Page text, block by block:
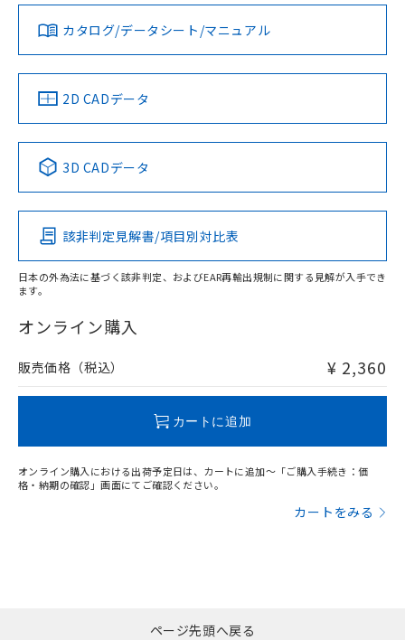
ダウンロードデータをご利用いただく前に、以下を必ずお読
みください。
ソフトウェアの使用条件
対応済み
中国 RoHS 注意事項・凡例
Pb Hg Cd Cr(VI)
O
在庫等で未対応品が混在する可能性があります。
問い合わせください。
カタログ/データシート/マニュアル
2D CADデータ
3D CADデータ
該非判定見解書/項目別対比表
日本の外為法に基づく該非判定、およびEAR再輸出規制に関する見解が入手でき
ます。
オンライン購入
販売価格（税込） ¥ 2,360
カートに追加
オンライン購入における出荷予定日は、カートに追加～「ご購入手続き：価
格・納期の確認」画面にてご確認ください。
カートをみる
ページ先頭へ戻る